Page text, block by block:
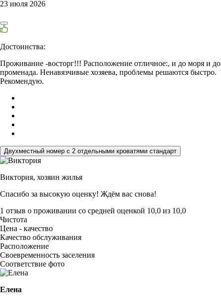
23 июля 2026
Достоинства:
Проживание -восторг!!! Расположение отличное:, и до моря и до
променада. Ненавязчивые хозяева, проблемы решаются быстро.
Рекомендую.
Двухместный номер с 2 отдельными кроватями стандарт
Виктория, хозяин жилья
Спасибо за высокую оценку! Ждём вас снова!
1 отзыв о проживании со средней оценкой 10,0 из 10,0
Чистота
Цена - качество
Качество обслуживания
Расположение
Своевременность заселения
Соответствие фото
Елена